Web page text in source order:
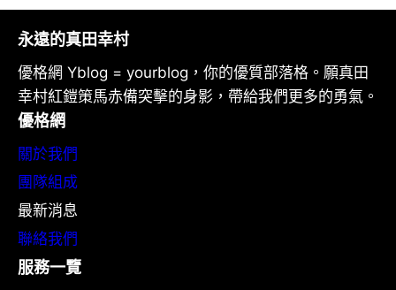
永遠的真田幸村
優格網 Yblog = yourblog，你的優質部落格。願真田
幸村紅鎧策馬赤備突擊的身影，帶給我們更多的勇氣。
優格網
關於我們
團隊組成
最新消息
聯絡我們
服務一覽